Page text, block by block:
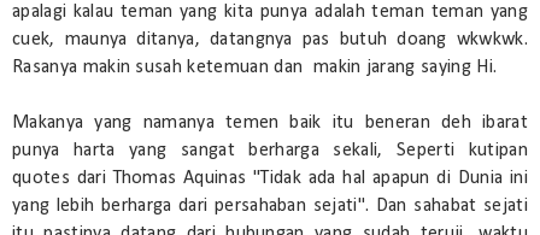
apalagi kalau teman yang kita punya adalah teman teman yang
cuek, maunya ditanya, datangnya pas butuh doang wkwkwk.
Rasanya makin susah ketemuan dan makin jarang saying Hi.
Makanya yang namanya temen baik itu beneran deh ibarat
punya harta yang sangat berharga sekali, Seperti kutipan
quotes dari Thomas Aquinas "Tidak ada hal apapun di Dunia ini
yang lebih berharga dari persahaban sejati". Dan sahabat sejati